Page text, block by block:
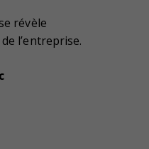
révèle
l’entreprise.